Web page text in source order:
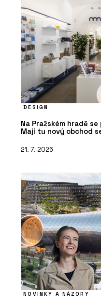
DESIGN
Na Pražském hradě
Mají tu nový obchod
21. 7. 2026
NOVINKY A NÁZORY